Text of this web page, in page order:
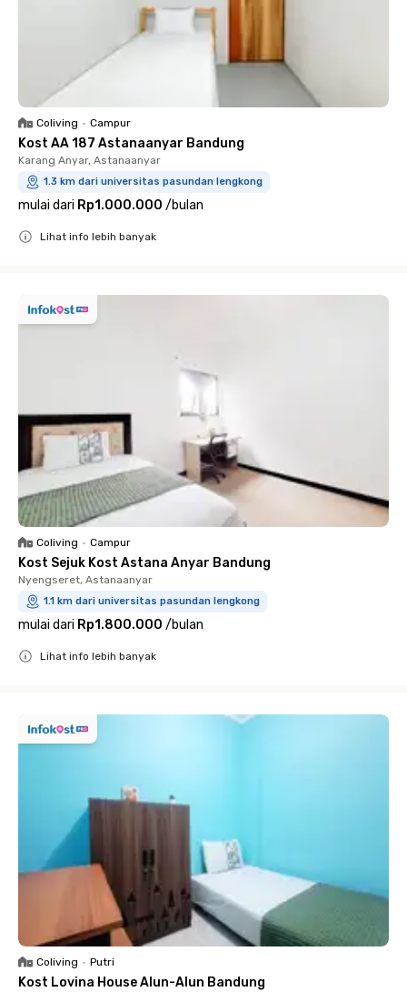
Coliving • Campur
Kost AA 187 Astanaanyar Bandung
Karang Anyar, Astanaanyar
1.3 km dari universitas pasundan lengkong
mulai dari Rp1.000.000 /bulan
Lihat info lebih banyak
Coliving • Campur
Kost Sejuk Kost Astana Anyar Bandung
Nyengseret, Astanaanyar
1.1 km dari universitas pasundan lengkong
mulai dari Rp1.800.000 /bulan
Lihat info lebih banyak
Coliving • Putri
Kost Lovina House Alun-Alun Bandung